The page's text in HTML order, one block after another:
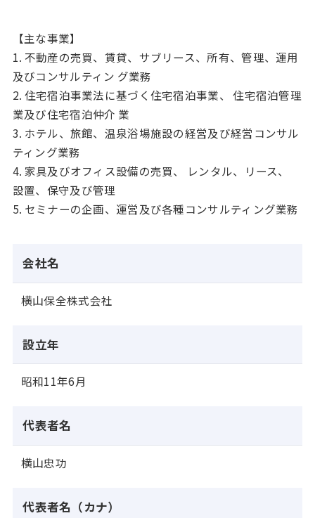
【主な事業】
1. 不動産の売買、賃貸、サブリース、所有、管理、運用
及びコンサルティン グ業務
2. 住宅宿泊事業法に基づく住宅宿泊事業、 住宅宿泊管理
業及び住宅宿泊仲介 業
3. ホテル、旅館、温泉浴場施設の経営及び経営コンサル
ティング業務
4. 家具及びオフィス設備の売買、 レンタル、リース、
設置、保守及び管理
5. セミナーの企画、運営及び各種コンサルティング業務
会社名
横山保全株式会社
設立年
昭和11年6月
代表者名
横山忠功
代表者名（カナ）